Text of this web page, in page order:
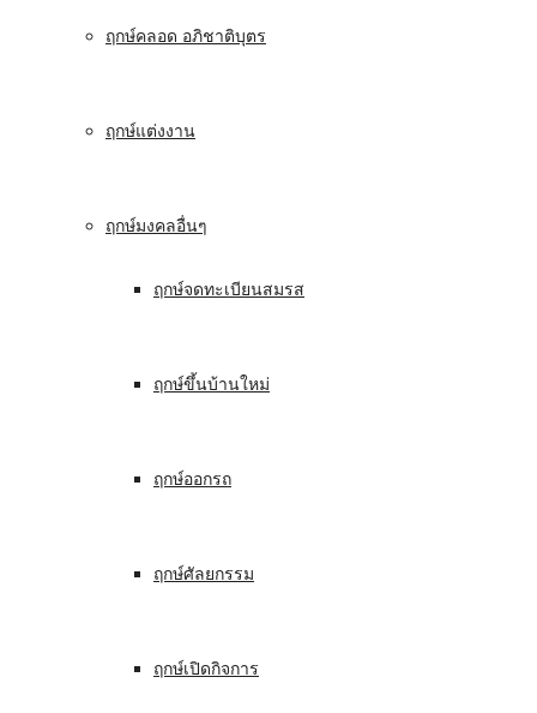
ฤกษ์คลอด อภิชาติบุตร
ฤกษ์แต่งงาน
ฤกษ์มงคลอื่นๆ
ฤกษ์จดทะเบียนสมรส
ฤกษ์ขึ้นบ้านใหม่
ฤกษ์ออกรถ
ฤกษ์ศัลยกรรม
ฤกษ์เปิดกิจการ